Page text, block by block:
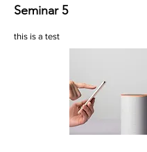
Seminar 5
this is a test